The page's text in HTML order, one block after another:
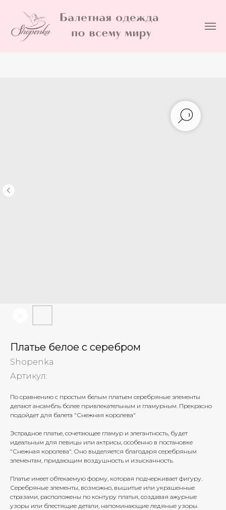
Платье белое с серебром
Shopenka
Артикул:
По сравнению с простым белым платьем серебряные элементы
делают ансамбль более привлекательным и гламурным. Прекрасно
подойдет для балета "Снежная королева"
Эстрадное платье, сочетающее гламур и элегантность, будет
идеальным для певицы или актрисы, особенно в постановке
"Снежная королева". Оно выделяется благодаря серебряным
элементам, придающим воздушность и изысканность.
Платье имеет обтекаемую форму, которая подчеркивает фигуру.
Серебряные элементы, возможно, вышитые или украшенные
стразами, расположены по контуру платья, создавая ажурные
узоры или блестящие детали, напоминающие ледяные узоры.